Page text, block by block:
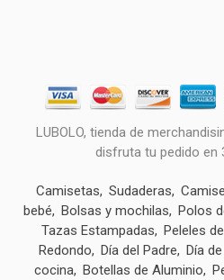
LUBOLO, tienda de
disfruta tu pedido en
Camisetas Sudaderas
bebé
Bolsas y mochilas Polos
Tazas Estampadas
Peleles
Redondo
Día del Padre Día
cocina Botellas de Aluminio